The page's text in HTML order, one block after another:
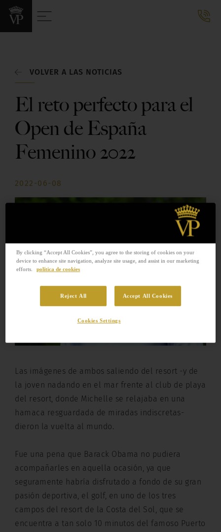
VOLVER A LAS NOTICIAS
El reto perfecto para el
Open de España
Femenino 2022
2022-06-08
Las imágenes de ambos saliendo del resort -y de
la joven nadando en el mar frente al club de playa
del resort, donde Michelle se relajaba en una
hamaca resguardada de miradas indiscretas-
dieron la vuelta al mundo.
Fue una pena que Barack Obama no pudiera
acompañarles en aquella ocasión, ya que
seguramente habría disfrutado a fondo de su gran
pasión deportiva, el golf, en uno de los tres
campos del resort de la Costa del Sol, que se
encuentra a tan solo 10 minutos del famoso Puerto
By clicking “Accept All Cookies”, you agree to the storing of cookies on your
device to enhance site navigation, analyze site usage, and assist in our marketing
efforts.
política de cookies
Reject All Accept All Cookies
Cookies Settings